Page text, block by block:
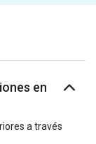
en
a través